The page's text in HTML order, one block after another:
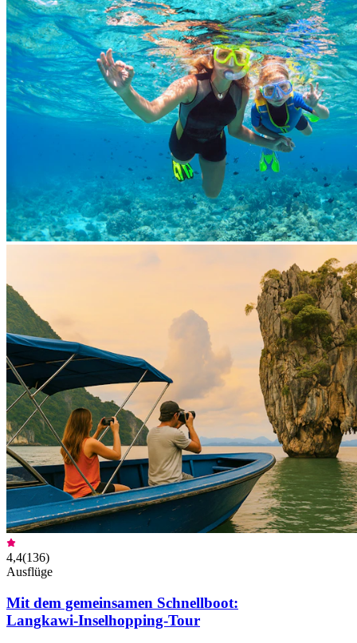
4,4(136)
Ausflüge
Mit dem gemeinsamen Schnellboot:
Langkawi-Inselhopping-Tour